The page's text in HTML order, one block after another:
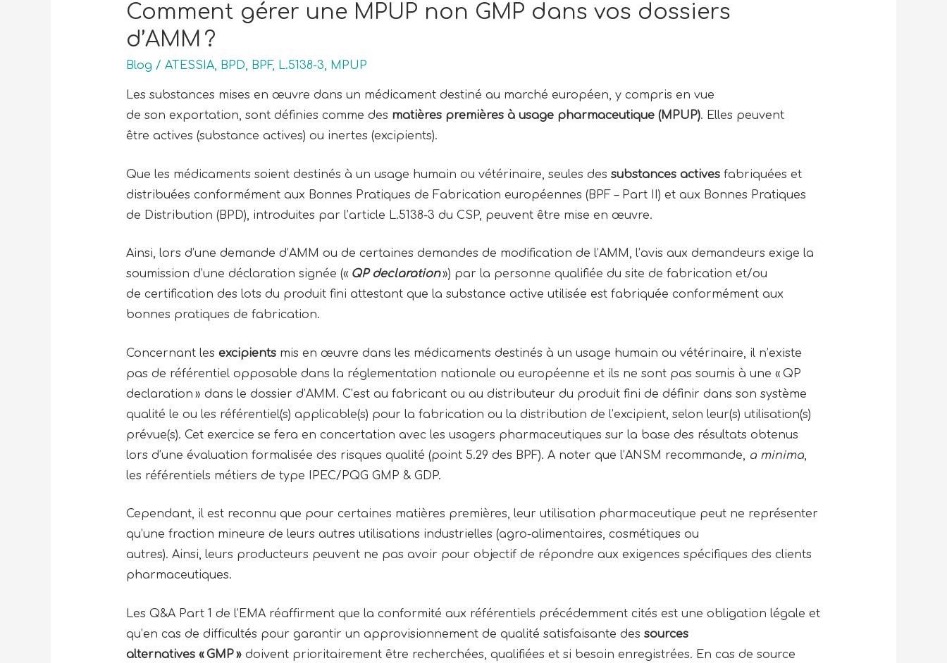
Comment gérer une MPUP non GMP dans vos dossiers
d’AMM ?
Blog / ATESSIA, BPD, BPF, L.5138-3, MPUP
Les substances mises en œuvre dans un médicament destiné au marché européen, y compris en vue
de son exportation, sont définies comme des matières premières à usage pharmaceutique (MPUP). Elles peuvent
être actives (substance actives) ou inertes (excipients).
Que les médicaments soient destinés à un usage humain ou vétérinaire, seules des substances activesfabriquées et
distribuées conformément aux Bonnes Pratiques de Fabrication européennes (BPF – Part II) et aux Bonnes Pratiques
de Distribution (BPD), introduites par l’article L.5138-3 du CSP, peuvent être mise en œuvre.
Ainsi, lors d’une demande d’AMM ou de certaines demandes de modification de l’AMM, l’avis aux demandeurs exige la
soumission d’une déclaration signée (« QP declaration») par la personne qualifiée du site de fabrication et/ou
de certification des lots du produit fini attestant que la substance active utilisée est fabriquée conformément aux
bonnes pratiques de fabrication.
Concernant les excipients mis en œuvre dans les médicaments destinés à un usage humain ou vétérinaire, il n’existe
pas de référentiel opposable dans la réglementation nationale ou européenne et ils ne sont pas soumis à une « QP
declaration » dans le dossier d’AMM. C’est au fabricant ou au distributeur du produit fini de définir dans son système
qualité le ou les référentiel(s) applicable(s) pour la fabrication ou la distribution de l’excipient, selon leur(s) utilisation(s)
prévue(s). Cet exercice se fera en concertation avec les usagers pharmaceutiques sur la base des résultats obtenus
lors d’une évaluation formalisée des risques qualité (point 5.29 des BPF). A noter que l’ANSM recommande, a minima,
les référentiels métiers de type IPEC/PQG GMP & GDP.
Cependant, il est reconnu que pour certaines matières premières, leur utilisation pharmaceutique peut ne représenter
qu’une fraction mineure de leurs autres utilisations industrielles (agro-alimentaires, cosmétiques ou
autres). Ainsi, leurs producteurs peuvent ne pas avoir pour objectif de répondre aux exigences spécifiques des clients
pharmaceutiques.
Les Q&A Part 1 de l’EMA réaffirment que la conformité aux référentiels précédemment cités est une obligation légale et
qu’en cas de difficultés pour garantir un approvisionnement de qualité satisfaisante des sources
alternatives « GMP »doivent prioritairement être recherchées, qualifiées et si besoin enregistrées. En cas de source